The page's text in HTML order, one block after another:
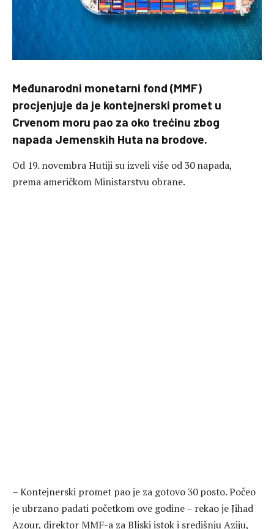
Međunarodni monetarni fond (MMF)
procjenjuje da je kontejnerski promet u
Crvenom moru pao za oko trećinu zbog
napada Jemenskih Huta na brodove.
Od 19. novembra Hutiji su izveli više od 30 napada,
prema američkom Ministarstvu obrane.
– Kontejnerski promet pao je za gotovo 30 posto. Počeo
je ubrzano padati početkom ove godine – rekao je Jihad
Azour, direktor MMF-a za Bliski istok i središnju Aziju,